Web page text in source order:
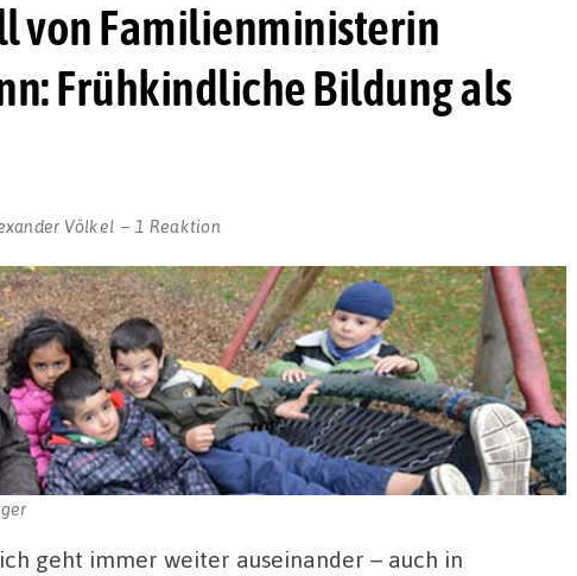
von Familienministerin
Frühkindliche Bildung als
Völkel 1 Reaktion
geht immer weiter auseinander – auch in